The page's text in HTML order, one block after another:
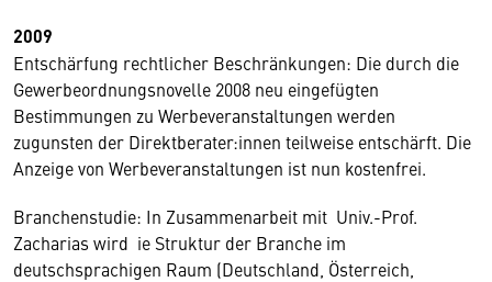
2009
Entschärfung rechtlicher Beschränkungen: Die durch die
Gewerbeordnungsnovelle 2008 neu eingefügten
Bestimmungen zu Werbeveranstaltungen werden
zugunsten der Direktberater:innen teilweise entschärft. Die
Anzeige von Werbeveranstaltungen ist nun kostenfrei.
Branchenstudie: In Zusammenarbeit mit Univ.-Prof.
Zacharias wird ie Struktur der Branche im
deutschsprachigen Raum (Deutschland, Österreich,